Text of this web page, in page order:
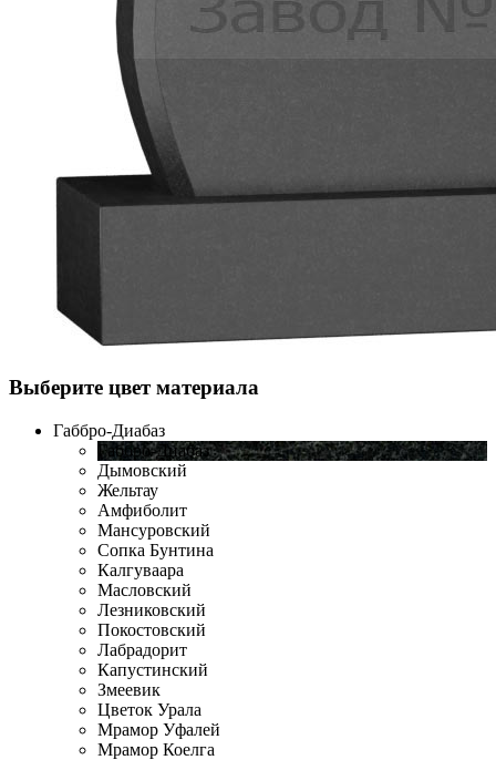
Выберите цвет материала
Габбро-Диабаз
Габбро-Диабаз
Дымовский
Жельтау
Амфиболит
Мансуровский
Сопка Бунтина
Калгуваара
Масловский
Лезниковский
Покостовский
Лабрадорит
Капустинский
Змеевик
Цветок Урала
Мрамор Уфалей
Мрамор Коелга